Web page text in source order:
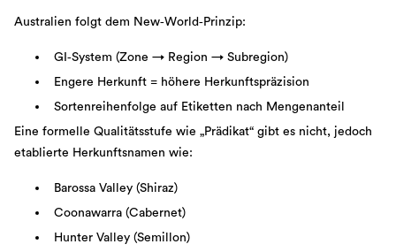
Australien folgt dem New‑World‑Prinzip:
GI‑System (Zone → Region → Subregion)
Engere Herkunft = höhere Herkunftspräzision
Sortenreihenfolge auf Etiketten nach Mengenanteil
Eine formelle Qualitätsstufe wie „Prädikat“ gibt es nicht, jedoch
etablierte Herkunftsnamen wie:
Barossa Valley (Shiraz)
Coonawarra (Cabernet)
Hunter Valley (Semillon)